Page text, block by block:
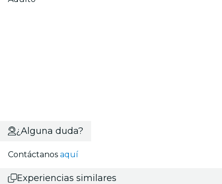
¿Alguna duda?
Contáctanos aquí
Experiencias similares